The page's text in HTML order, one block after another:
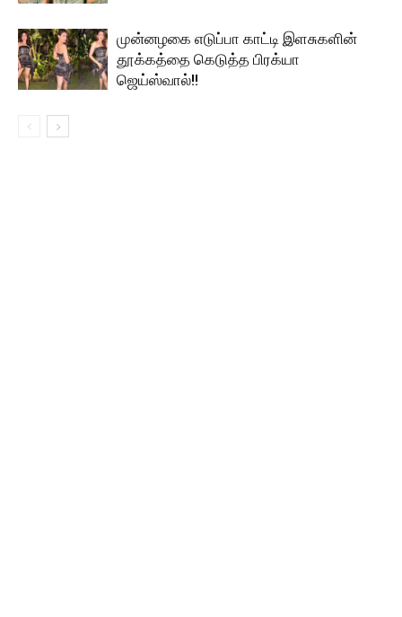
முன்னழகை எடுப்பா காட்டி இளசுகளின்
தூக்கத்தை கெடுத்த பிரக்யா
ஜெய்ஸ்வால்!!